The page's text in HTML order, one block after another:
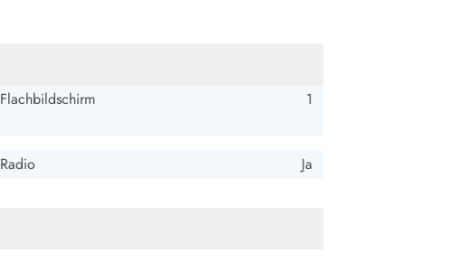
Flachbildschirm 1
Radio Ja